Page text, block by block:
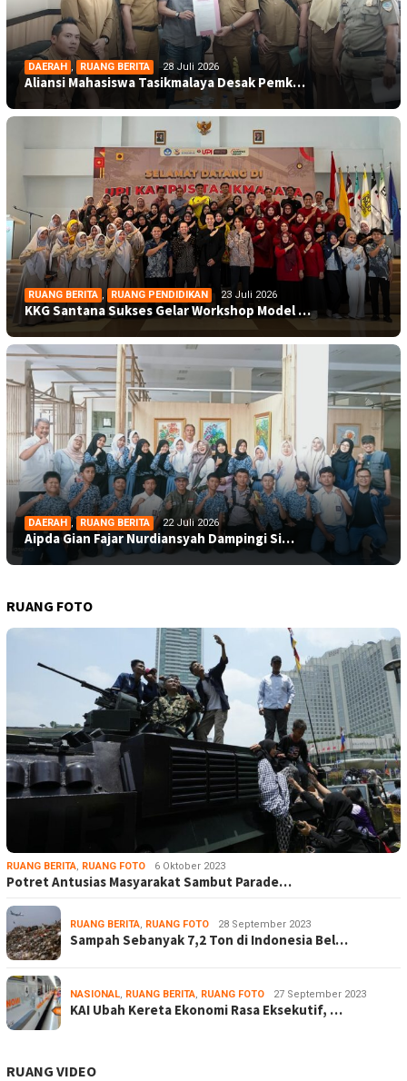
DAERAH , RUANG BERITA 28 Juli 2026
Aliansi Mahasiswa Tasikmalaya Desak Pemk…
RUANG BERITA , RUANG PENDIDIKAN 23 Juli 2026
KKG Santana Sukses Gelar Workshop Model …
DAERAH , RUANG BERITA 22 Juli 2026
Aipda Gian Fajar Nurdiansyah Dampingi Si…
RUANG FOTO
RUANG BERITA, RUANG FOTO 6 Oktober 2023
Potret Antusias Masyarakat Sambut Parade…
RUANG BERITA, RUANG FOTO 28 September 2023
Sampah Sebanyak 7,2 Ton di Indonesia Bel…
NASIONAL, RUANG BERITA, RUANG FOTO 27 September 2023
KAI Ubah Kereta Ekonomi Rasa Eksekutif, …
RUANG VIDEO